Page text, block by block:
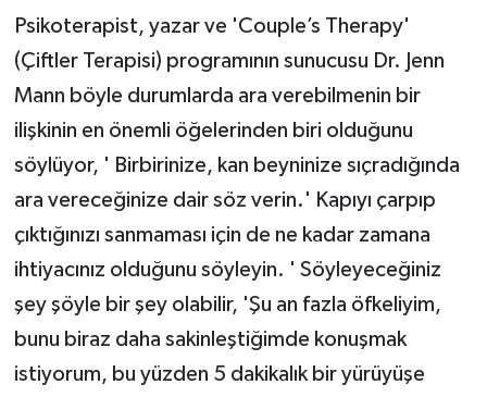
Psikoterapist, yazar ve 'Couple’s Therapy'
(Çiftler Terapisi) programının sunucusu Dr. Jenn
Mann böyle durumlarda ara verebilmenin bir
ilişkinin en önemli öğelerinden biri olduğunu
söylüyor, ' Birbirinize, kan beyninize sıçradığında
ara vereceğinize dair söz verin.' Kapıyı çarpıp
çıktığınızı sanmaması için de ne kadar zamana
ihtiyacınız olduğunu söyleyin. ' Söyleyeceğiniz
şey şöyle bir şey olabilir, 'Şu an fazla öfkeliyim,
bunu biraz daha sakinleştiğimde konuşmak
istiyorum, bu yüzden 5 dakikalık bir yürüyüşe